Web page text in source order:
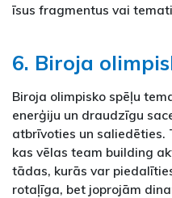
īsus fragmentus vai
6. Biroja
Biroja olimpisko spēļu
enerģiju un draudzīgu
atbrīvoties un saliedēties.
kas vēlas team building
tādas, kurās var
rotaļīga, bet joprojām